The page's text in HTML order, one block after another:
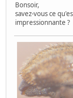
Bonsoir,
savez-vous ce
impressionnante ?